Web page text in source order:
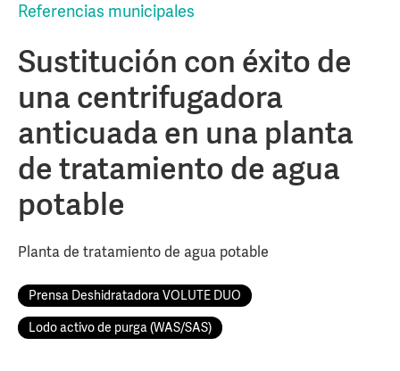
Referencias municipales
Sustitución con éxito de
una centrifugadora
anticuada en una planta
de tratamiento de agua
potable
Planta de tratamiento de agua potable
Prensa Deshidratadora VOLUTE DUO
Lodo activo de purga (WAS/SAS)